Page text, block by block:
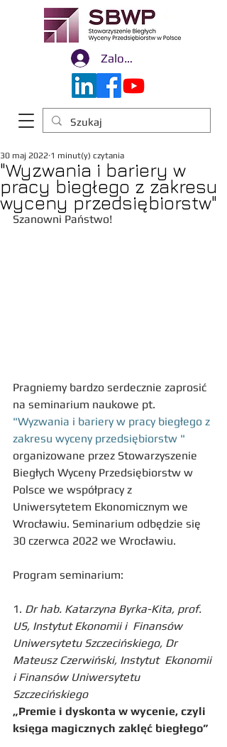
Zaloguj się
"Wyzwania i bariery w
pracy biegłego z zakresu
wyceny przedsiębiorstw"
30 maj 2022 1 minut(y) czytania
Szanowni Państwo!
Pragniemy bardzo serdecznie zaprosić
na seminarium naukowe pt.
"Wyzwania i bariery w pracy biegłego z
zakresu wyceny przedsiębiorstw "
organizowane przez Stowarzyszenie
Biegłych Wyceny Przedsiębiorstw w
Polsce we współpracy z
Uniwersytetem Ekonomicznym we
Wrocławiu. Seminarium odbędzie się
30 czerwca 2022 we Wrocławiu.
Program seminarium:
1. Dr hab. Katarzyna Byrka-Kita, prof.
US, Instytut Ekonomii i  Finansów
Uniwersytetu Szczecińskiego, Dr
Mateusz Czerwiński, Instytut  Ekonomii
i Finansów Uniwersytetu
Szczecińskiego
„Premie i dyskonta w wycenie, czyli
księga magicznych zaklęć biegłego”